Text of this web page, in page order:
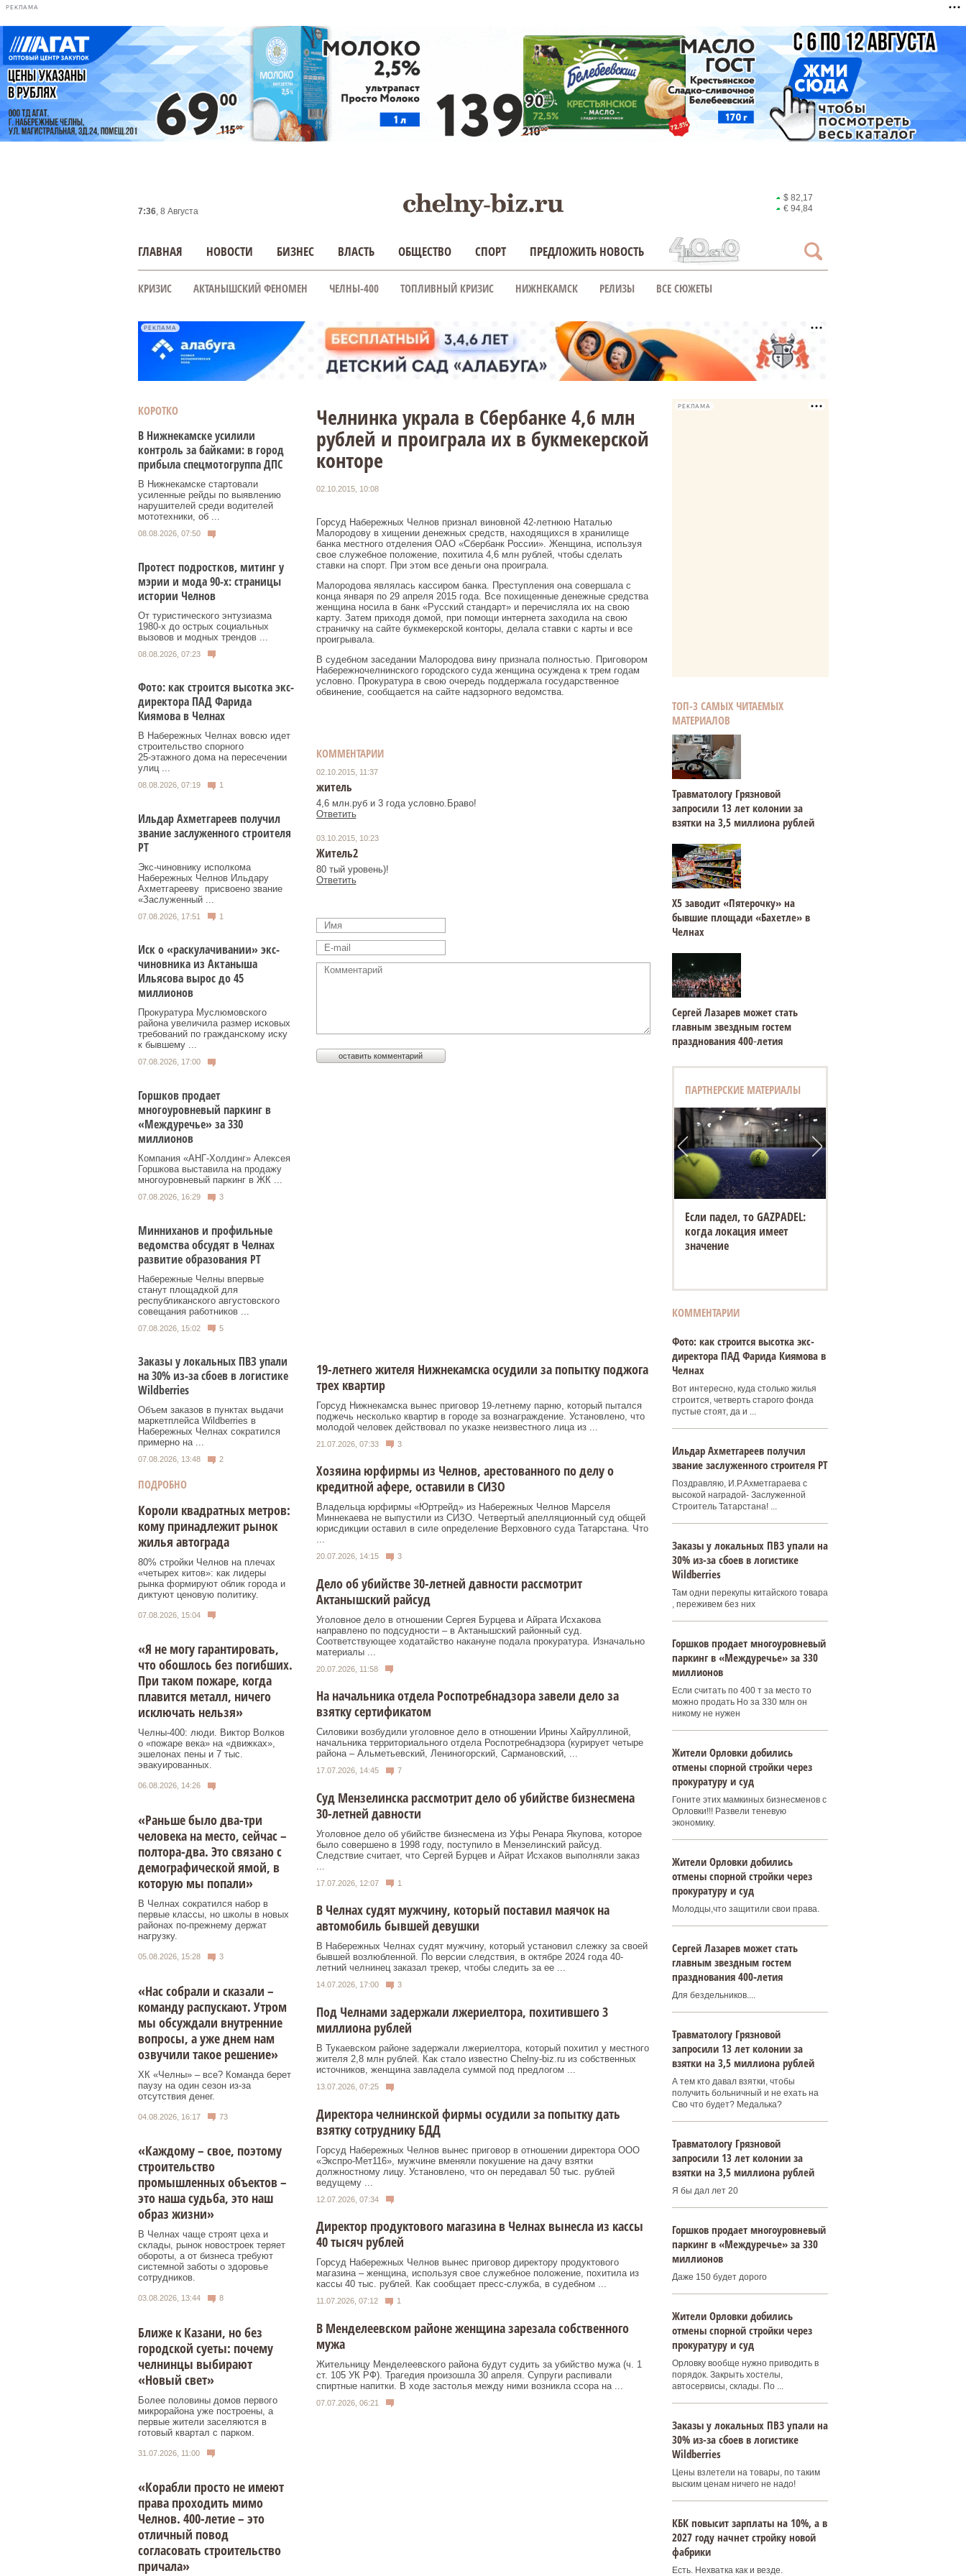
РЕКЛАМА
7:36, 8 Августа
$ 82,17
€ 94,84
ГЛАВНАЯ НОВОСТИ БИЗНЕС ВЛАСТЬ ОБЩЕСТВО СПОРТ ПРЕДЛОЖИТЬ НОВОСТЬ
КРИЗИС АКТАНЫШСКИЙ ФЕНОМЕН ЧЕЛНЫ-400 ТОПЛИВНЫЙ КРИЗИС НИЖНЕКАМСК РЕЛИЗЫ ВСЕ СЮЖЕТЫ
РЕКЛАМА
КОРОТКО
В Нижнекамске усилили
контроль за байками: в город
прибыла спецмотогруппа ДПС
В Нижнекамске стартовали
усиленные рейды по выявлению
нарушителей среди водителей
мототехники, об ...
08.08.2026, 07:50
Протест подростков, митинг у
мэрии и мода 90-х: страницы
истории Челнов
От туристического энтузиазма
1980‑х до острых социальных
вызовов и модных трендов ...
08.08.2026, 07:23
Фото: как строится высотка экс-
директора ПАД Фарида
Киямова в Челнах
В Набережных Челнах вовсю идет
строительство спорного
25‑этажного дома на пересечении
улиц ...
08.08.2026, 07:19 1
Ильдар Ахметгареев получил
звание заслуженного строителя
РТ
Экс‑чиновнику исполкома
Набережных Челнов Ильдару
Ахметгарееву присвоено звание
«Заслуженный ...
07.08.2026, 17:51 1
Иск о «раскулачивании» экс-
чиновника из Актаныша
Ильясова вырос до 45
миллионов
Прокуратура Муслюмовского
района увеличила размер исковых
требований по гражданскому иску
к бывшему ...
07.08.2026, 17:00
Горшков продает
многоуровневый паркинг в
«Междуречье» за 330
миллионов
Компания «АНГ-Холдинг» Алексея
Горшкова выставила на продажу
многоуровневый паркинг в ЖК ...
07.08.2026, 16:29 3
Минниханов и профильные
ведомства обсудят в Челнах
развитие образования РТ
Набережные Челны впервые
станут площадкой для
республиканского августовского
совещания работников ...
07.08.2026, 15:02 5
Заказы у локальных ПВЗ упали
на 30% из-за сбоев в логистике
Wildberries
Объем заказов в пунктах выдачи
маркетплейса Wildberries в
Набережных Челнах сократился
примерно на ...
07.08.2026, 13:48 2
ПОДРОБНО
Короли квадратных метров:
кому принадлежит рынок
жилья автограда
80% стройки Челнов на плечах
«четырех китов»: как лидеры
рынка формируют облик города и
диктуют ценовую политику.
07.08.2026, 15:04
«Я не могу гарантировать,
что обошлось без погибших.
При таком пожаре, когда
плавится металл, ничего
исключать нельзя»
Челны-400: люди. Виктор Волков
о «пожаре века» на «движках»,
эшелонах пены и 7 тыс.
эвакуированных.
06.08.2026, 14:26
«Раньше было два-три
человека на место, сейчас –
полтора-два. Это связано с
демографической ямой, в
которую мы попали»
В Челнах сократился набор в
первые классы, но школы в новых
районах по-прежнему держат
нагрузку.
05.08.2026, 15:28 3
«Нас собрали и сказали –
команду распускают. Утром
мы обсуждали внутренние
вопросы, а уже днем нам
озвучили такое решение»
ХК «Челны» – все? Команда берет
паузу на один сезон из-за
отсутствия денег.
04.08.2026, 16:17 73
«Каждому – свое, поэтому
строительство
промышленных объектов –
это наша судьба, это наш
образ жизни»
В Челнах чаще строят цеха и
склады, рынок новостроек теряет
обороты, а от бизнеса требуют
системной заботы о здоровье
сотрудников.
03.08.2026, 13:44 8
Ближе к Казани, но без
городской суеты: почему
челнинцы выбирают
«Новый свет»
Более половины домов первого
микрорайона уже построены, а
первые жители заселяются в
готовый квартал с парком.
31.07.2026, 11:00
«Корабли просто не имеют
права проходить мимо
Челнов. 400-летие – это
отличный повод
согласовать строительство
причала»
Челнинка украла в Сбербанке 4,6 млн
рублей и проиграла их в букмекерской
конторе
02.10.2015, 10:08
Горсуд Набережных Челнов признал виновной 42-летнюю Наталью
Малородову в хищении денежных средств, находящихся в хранилище
банка местного отделения ОАО «Сбербанк России». Женщина, используя
свое служебное положение, похитила 4,6 млн рублей, чтобы сделать
ставки на спорт. При этом все деньги она проиграла.
Малородова являлась кассиром банка. Преступления она совершала с
конца января по 29 апреля 2015 года. Все похищенные денежные средства
женщина носила в банк «Русский стандарт» и перечисляла их на свою
карту. Затем приходя домой, при помощи интернета заходила на свою
страничку на сайте букмекерской конторы, делала ставки с карты и все
проигрывала.
В судебном заседании Малородова вину признала полностью. Приговором
Набережночелнинского городского суда женщина осуждена к трем годам
условно. Прокуратура в свою очередь поддержала государственное
обвинение, сообщается на сайте надзорного ведомства.
КОММЕНТАРИИ
02.10.2015, 11:37
житель
4,6 млн.руб и 3 года условно.Браво!
Ответить
03.10.2015, 10:23
Житель2
80 тый уровень)!
Ответить
19-летнего жителя Нижнекамска осудили за попытку поджога
трех квартир
Горсуд Нижнекамска вынес приговор 19-летнему парню, который пытался
поджечь несколько квартир в городе за вознаграждение. Установлено, что
молодой человек действовал по указке неизвестного лица из ...
21.07.2026, 07:33 3
Хозяина юрфирмы из Челнов, арестованного по делу о
кредитной афере, оставили в СИЗО
Владельца юрфирмы «Юртрейд» из Набережных Челнов Марселя
Миннекаева не выпустили из СИЗО. Четвертый апелляционный суд общей
юрисдикции оставил в силе определение Верховного суда Татарстана. Что
...
20.07.2026, 14:15 3
Дело об убийстве 30-летней давности рассмотрит
Актанышский райсуд
Уголовное дело в отношении Сергея Бурцева и Айрата Исхакова
направлено по подсудности – в Актанышский районный суд.
Соответствующее ходатайство накануне подала прокуратура. Изначально
материалы ...
20.07.2026, 11:58
На начальника отдела Роспотребнадзора завели дело за
взятку сертификатом
Силовики возбудили уголовное дело в отношении Ирины Хайруллиной,
начальника территориального отдела Роспотребнадзора (курирует четыре
района – Альметьевский, Лениногорский, Сармановский, ...
17.07.2026, 14:45 7
Суд Мензелинска рассмотрит дело об убийстве бизнесмена
30-летней давности
Уголовное дело об убийстве бизнесмена из Уфы Ренара Якупова, которое
было совершено в 1998 году, поступило в Мензелинский райсуд.
Следствие считает, что Сергей Бурцев и Айрат Исхаков выполняли заказ
17.07.2026, 12:07 1
В Челнах судят мужчину, который поставил маячок на
автомобиль бывшей девушки
В Набережных Челнах судят мужчину, который установил слежку за своей
бывшей возлюбленной. По версии следствия, в октябре 2024 года 40-
летний челнинец заказал трекер, чтобы следить за ее ...
14.07.2026, 17:00 3
Под Челнами задержали лжериелтора, похитившего 3
миллиона рублей
В Тукаевском районе задержали лжериелтора, который похитил у местного
жителя 2,8 млн рублей. Как стало известно Сhelny-biz.ru из собственных
источников, женщина завладела суммой под предлогом ...
13.07.2026, 07:25
Директора челнинской фирмы осудили за попытку дать
взятку сотруднику БДД
Горсуд Набережных Челнов вынес приговор в отношении директора ООО
«Экспро-Мет116», мужчине вменяли покушение на дачу взятки
должностному лицу. Установлено, что он передавал 50 тыс. рублей
ведущему ...
12.07.2026, 07:34
Директор продуктового магазина в Челнах вынесла из кассы
40 тысяч рублей
Горсуд Набережных Челнов вынес приговор директору продуктового
магазина – женщина, используя свое служебное положение, похитила из
кассы 40 тыс. рублей. Как сообщает пресс-служба, в судебном ...
11.07.2026, 07:12 1
В Менделеевском районе женщина зарезала собственного
мужа
Жительницу Менделеевского района будут судить за убийство мужа (ч. 1
ст. 105 УК РФ). Трагедия произошла 30 апреля. Супруги распивали
спиртные напитки. В ходе застолья между ними возникла ссора на ...
07.07.2026, 06:21
РЕКЛАМА
ТОП-3 САМЫХ ЧИТАЕМЫХ
МАТЕРИАЛОВ
Травматологу Грязновой
запросили 13 лет колонии за
взятки на 3,5 миллиона рублей
Х5 заводит «Пятерочку» на
бывшие площади «Бахетле» в
Челнах
Сергей Лазарев может стать
главным звездным гостем
празднования 400‑летия
ПАРТНЕРСКИЕ МАТЕРИАЛЫ
Если падел, то GAZPADEL:
когда локация имеет
значение
КОММЕНТАРИИ
Фото: как строится высотка экс-
директора ПАД Фарида Киямова в
Челнах
Вот интересно, куда столько жилья
строится, четверть старого фонда
пустые стоят, да и ...
Ильдар Ахметгареев получил
звание заслуженного строителя РТ
Поздравляю, И.Р.Ахметгараева с
высокой наградой- Заслуженной
Строитель Татарстана! ...
Заказы у локальных ПВЗ упали на
30% из-за сбоев в логистике
Wildberries
Там одни перекупы китайского товара
, переживем без них
Горшков продает многоуровневый
паркинг в «Междуречье» за 330
миллионов
Если считать по 400 т за место то
можно продать Но за 330 млн он
никому не нужен
Жители Орловки добились
отмены спорной стройки через
прокуратуру и суд
Гоните этих мамкиных бизнесменов с
Орловки!!! Развели теневую
экономику.
Жители Орловки добились
отмены спорной стройки через
прокуратуру и суд
Молодцы,что защитили свои права.
Сергей Лазарев может стать
главным звездным гостем
празднования 400‑летия
Для бездельников....
Травматологу Грязновой
запросили 13 лет колонии за
взятки на 3,5 миллиона рублей
А тем кто давал взятки, чтобы
получить больничный и не ехать на
Сво что будет? Медалька?
Травматологу Грязновой
запросили 13 лет колонии за
взятки на 3,5 миллиона рублей
Я бы дал лет 20
Горшков продает многоуровневый
паркинг в «Междуречье» за 330
миллионов
Даже 150 будет дорого
Жители Орловки добились
отмены спорной стройки через
прокуратуру и суд
Орловку вообще нужно приводить в
порядок. Закрыть хостелы,
автосервисы, склады. По ...
Заказы у локальных ПВЗ упали на
30% из-за сбоев в логистике
Wildberries
Цены взлетели на товары, по таким
выским ценам ничего не надо!
КБК повысит зарплаты на 10%, а в
2027 году начнет стройку новой
фабрики
Есть. Нехватка как и везде.